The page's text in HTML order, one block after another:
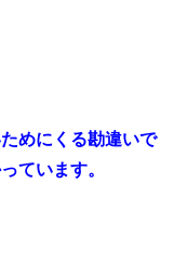
めにくる勘違いで
ています。